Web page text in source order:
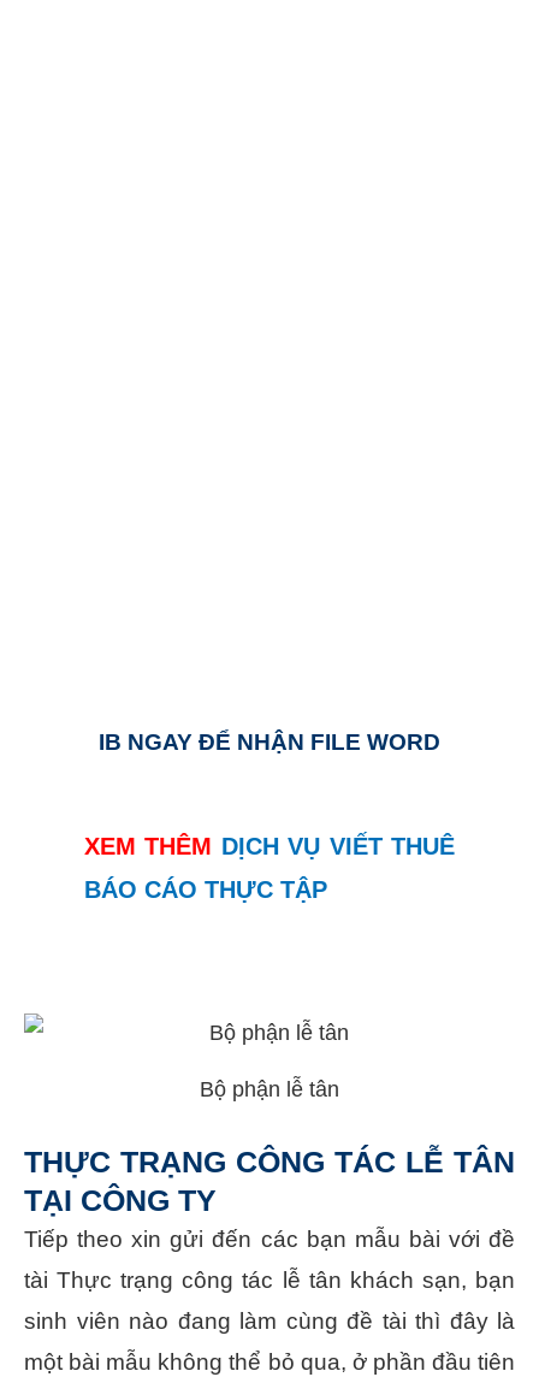
IB NGAY ĐỂ NHẬN FILE WORD
XEM THÊM DỊCH VỤ VIẾT THUÊ
BÁO CÁO THỰC TẬP
Bộ phận lễ tân
THỰC TRẠNG CÔNG TÁC LỄ TÂN
TẠI CÔNG TY
Tiếp theo xin gửi đến các bạn mẫu bài với đề
tài Thực trạng công tác lễ tân khách sạn, bạn
sinh viên nào đang làm cùng đề tài thì đây là
một bài mẫu không thể bỏ qua, ở phần đầu tiên